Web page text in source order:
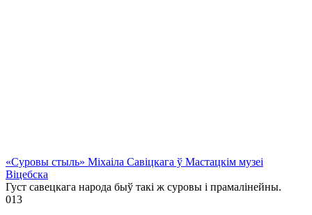
«Суровы стыль» Міхаіла Савіцкага ў Мастацкім музеі
Віцебска
Густ савецкага народа быў такі ж суровы і прамалінейны.
013